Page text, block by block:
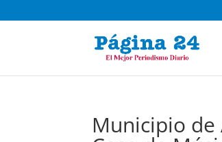
Municipio de